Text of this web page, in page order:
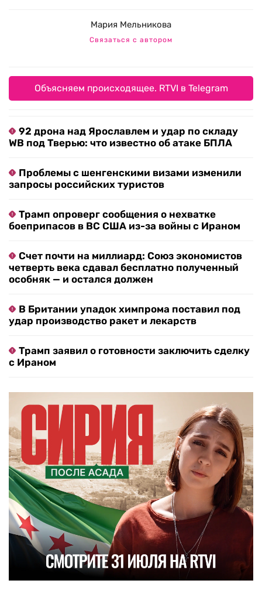
Мария Мельникова
Связаться с автором
Объясняем происходящее. RTVI в Telegram
92 дрона над Ярославлем и удар по складу
WB под Тверью: что известно об атаке БПЛА
Проблемы с шенгенскими визами изменили
запросы российских туристов
Трамп опроверг сообщения о нехватке
боеприпасов в ВС США из-за войны с Ираном
Счет почти на миллиард: Союз экономистов
четверть века сдавал бесплатно полученный
особняк — и остался должен
В Британии упадок химпрома поставил под
удар производство ракет и лекарств
Трамп заявил о готовности заключить сделку
с Ираном